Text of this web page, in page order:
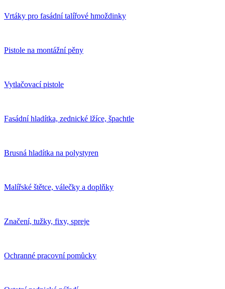
Vrtáky pro fasádní talířové hmoždinky
Pistole na montážní pěny
Vytlačovací pistole
Fasádní hladítka, zednické lžíce, špachtle
Brusná hladítka na polystyren
Malířské štětce, válečky a doplňky
Značení, tužky, fixy, spreje
Ochranné pracovní pomůcky